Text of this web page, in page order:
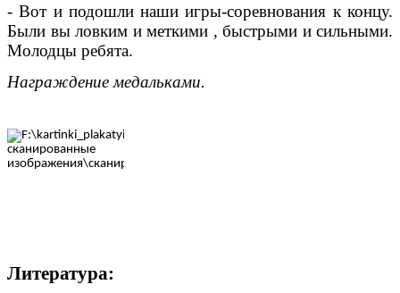
- Вот и подошли наши игры-соревнования к концу.
Были вы ловким и меткими , быстрыми и сильными.
Молодцы ребята.
Награждение медальками.
Литература: